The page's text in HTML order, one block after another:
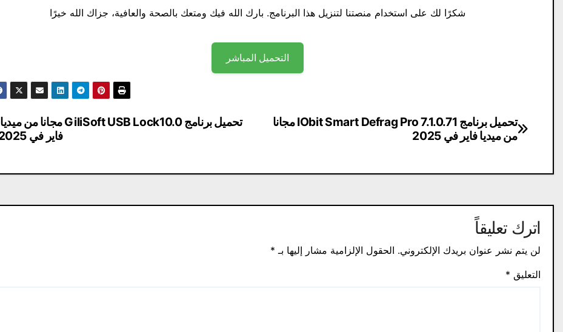
شكرًا لك على استخدام منصتنا لتنزيل هذا البرنامج. بارك الله فيك ومتعك بالصحة والعافية، جزاك الله خيرًا
التحميل المباشر
تصفّح
المقالات
تحميل برنامج GiliSoft USB Lock10.0 مجانا من ميديا ​​
فاير في 2025
تحميل برنامج IObit Smart Defrag Pro 7.1.0.71 مجانا
من ميديا ​​فاير في 2025
اترك تعليقاً
لن يتم نشر عنوان بريدك الإلكتروني. الحقول الإلزامية مشار إليها بـ *
التعليق *